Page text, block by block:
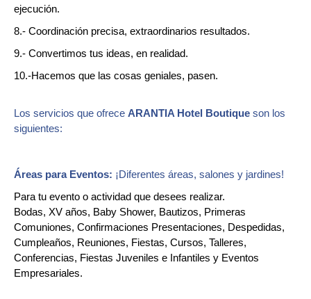
ejecución.
8.- Coordinación precisa, extraordinarios resultados.
9.- Convertimos tus ideas, en realidad.
10.-Hacemos que las cosas geniales, pasen.
Los servicios que ofrece ARANTIA Hotel Boutique son los
siguientes:
Áreas para Eventos: ¡Diferentes áreas, salones y jardines!
Para tu evento o actividad que desees realizar.
Bodas, XV años, Baby Shower, Bautizos, Primeras
Comuniones, Confirmaciones Presentaciones, Despedidas,
Cumpleaños, Reuniones, Fiestas, Cursos, Talleres,
Conferencias, Fiestas Juveniles e Infantiles y Eventos
Empresariales.